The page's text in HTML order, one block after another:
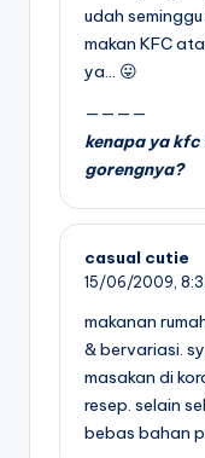
udah
makan KFC
ya… 😛
————
kenapa ya
gorengnya?
casual cutie
15/06/2009,
makanan
& bervariasi.
masakan di
resep. selain
bebas bahan